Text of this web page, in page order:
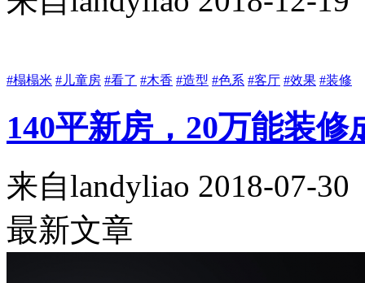
#榻榻米 #儿童房 #看了 #木香 #造型 #色系 #客厅 #效果 #装修
140平新房，20万能装
来自landyliao 2018-07-30
最新文章